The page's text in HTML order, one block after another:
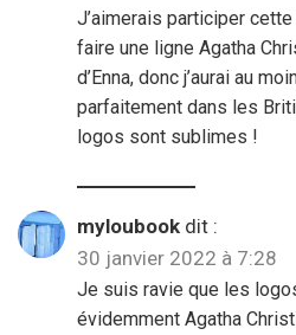
J’aimerais participer
faire une ligne Agatha
d’Enna, donc j’aurai au
parfaitement dans les
logos sont sublimes !
myloubook dit :
30 janvier 2022 à 7:28
Je suis ravie que les
évidemment Agatha